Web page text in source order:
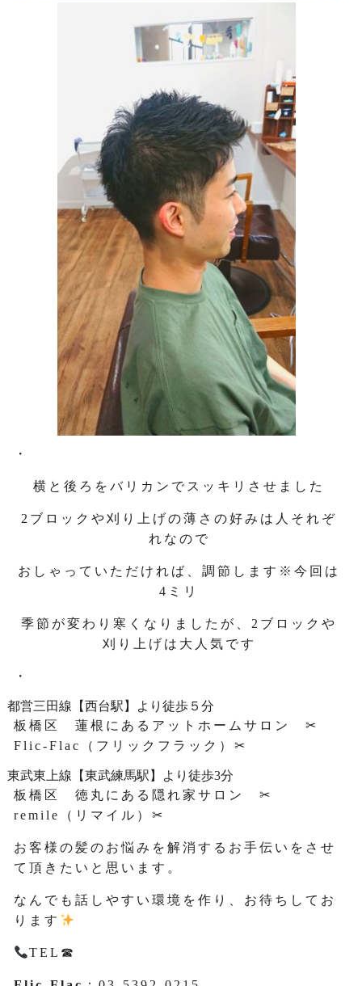
・
横と後ろをバリカンでスッキリさせました
2ブロックや刈り上げの薄さの好みは人それぞ
れなので
おしゃっていただければ、調節します※今回は
4ミリ
季節が変わり寒くなりましたが、2ブロックや
刈り上げは大人気です
・
都営三田線【西台駅】より徒歩５分
板橋区 蓮根にあるアットホームサロン ✂
Flic-Flac（フリックフラック）✂
東武東上線【東武練馬駅】より徒歩3分
板橋区 徳丸にある隠れ家サロン ✂
remile（リマイル）✂
お客様の髪のお悩みを解消するお手伝いをさせ
て頂きたいと思います。
なんでも話しやすい環境を作り、お待ちしてお
ります
TEL☎